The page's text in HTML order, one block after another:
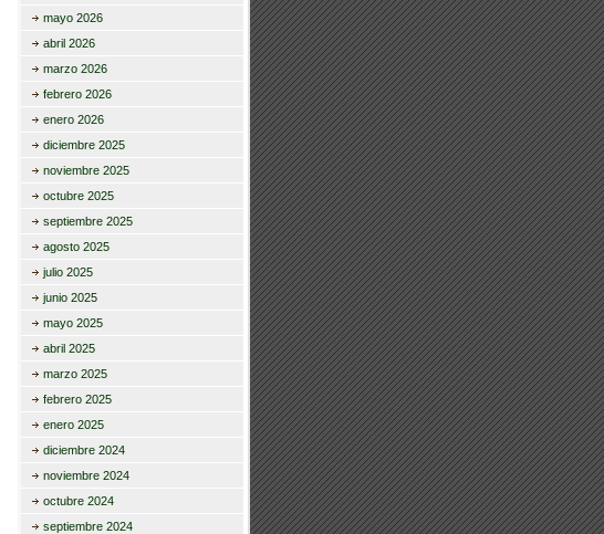
mayo 2026
abril 2026
marzo 2026
febrero 2026
enero 2026
diciembre 2025
noviembre 2025
octubre 2025
septiembre 2025
agosto 2025
julio 2025
junio 2025
mayo 2025
abril 2025
marzo 2025
febrero 2025
enero 2025
diciembre 2024
noviembre 2024
octubre 2024
septiembre 2024